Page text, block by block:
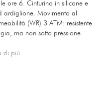
ore 6. Cinturino in silicone e
ardiglione. Movimento al
(WR) 3 ATM: resistente
ma non sotto pressione.
di più